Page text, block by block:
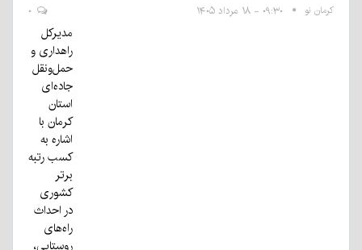
کرمان نو ۰۹:۳۰ - ۱۸ مرداد ۱۴۰۵
مدیرکل
راهداری و
حمل‌ونقل
جاده‌ای
استان
کرمان با
اشاره به
کسب رتبه
برتر
کشوری
در احداث
راه‌های
روستایی،